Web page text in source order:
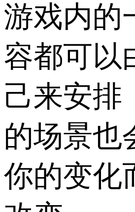
游戏内的
容都可以
己来安排
的场景也
你的变化